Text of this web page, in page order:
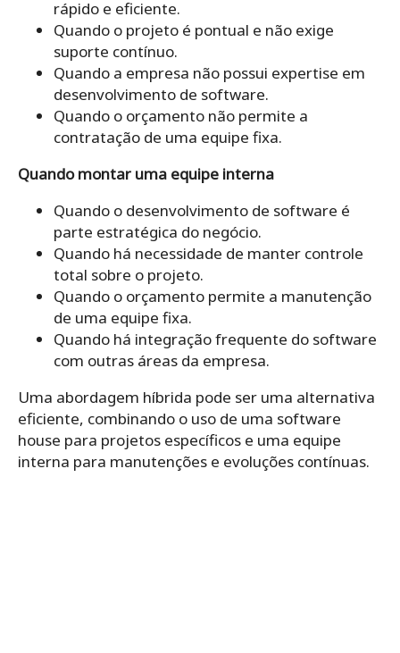
rápido e eficiente.
Quando o projeto é pontual e não exige
suporte contínuo.
Quando a empresa não possui expertise em
desenvolvimento de software.
Quando o orçamento não permite a
contratação de uma equipe fixa.
Quando montar uma equipe interna
Quando o desenvolvimento de software é
parte estratégica do negócio.
Quando há necessidade de manter controle
total sobre o projeto.
Quando o orçamento permite a manutenção
de uma equipe fixa.
Quando há integração frequente do software
com outras áreas da empresa.
Uma abordagem híbrida pode ser uma alternativa
eficiente, combinando o uso de uma software
house para projetos específicos e uma equipe
interna para manutenções e evoluções contínuas.